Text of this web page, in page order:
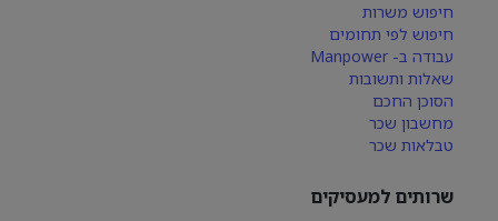
חיפוש משרות
חיפוש לפי תחומים
עבודה ב- Manpower
שאלות ותשובות
הסוכן החכם
מחשבון שכר
טבלאות שכר
שרותים למעסיקים